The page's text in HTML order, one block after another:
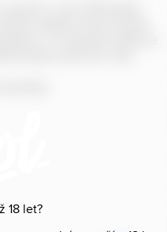
18 let?
v roce
V současné době se
příchutí s alk.